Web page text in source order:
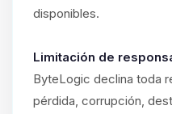
disponibles.
Limitación de
ByteLogic declina toda
pérdida, corrupción,